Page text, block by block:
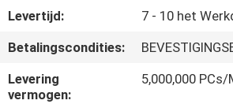
SHOW
SITEMAP
Levertijd:
7 - 10 het
Betalingscondities:
Levering
vermogen:
5,000,000 PCs/